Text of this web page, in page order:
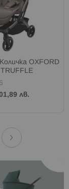
OXFORD
лв.
Страница
Напред